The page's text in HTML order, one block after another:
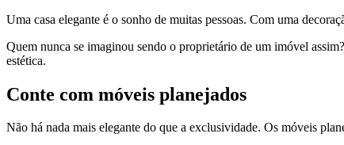
Uma casa elegante é o sonho de muitas pessoas. Com uma
Quem nunca se imaginou sendo o proprietário de um imóvel
estética.
Conte com móveis planejados
Não há nada mais elegante do que a exclusividade. Os móveis